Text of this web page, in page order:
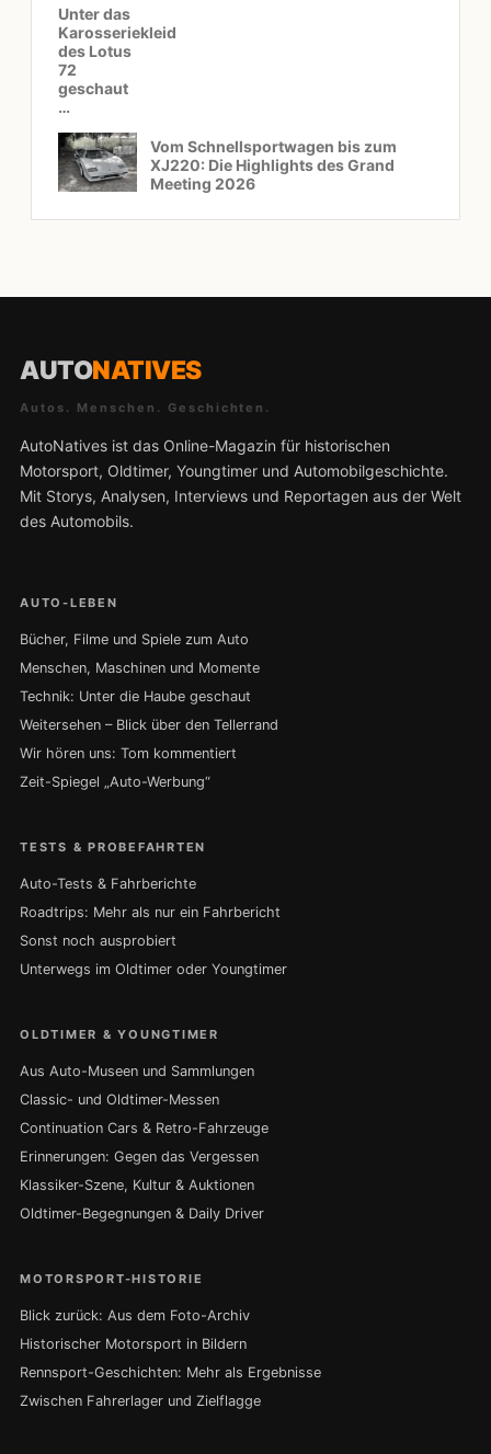
Unter das
Karosseriekleid
des Lotus
72
geschaut
…
Vom Schnellsportwagen bis zum
XJ220: Die Highlights des Grand
Meeting 2026
AUTONATIVES
Autos. Menschen. Geschichten.
AutoNatives ist das Online-Magazin für historischen
Motorsport, Oldtimer, Youngtimer und Automobilgeschichte.
Mit Storys, Analysen, Interviews und Reportagen aus der Welt
des Automobils.
AUTO-LEBEN
Bücher, Filme und Spiele zum Auto
Menschen, Maschinen und Momente
Technik: Unter die Haube geschaut
Weitersehen – Blick über den Tellerrand
Wir hören uns: Tom kommentiert
Zeit-Spiegel „Auto-Werbung“
TESTS & PROBEFAHRTEN
Auto-Tests & Fahrberichte
Roadtrips: Mehr als nur ein Fahrbericht
Sonst noch ausprobiert
Unterwegs im Oldtimer oder Youngtimer
OLDTIMER & YOUNGTIMER
Aus Auto-Museen und Sammlungen
Classic- und Oldtimer-Messen
Continuation Cars & Retro-Fahrzeuge
Erinnerungen: Gegen das Vergessen
Klassiker-Szene, Kultur & Auktionen
Oldtimer-Begegnungen & Daily Driver
MOTORSPORT-HISTORIE
Blick zurück: Aus dem Foto-Archiv
Historischer Motorsport in Bildern
Rennsport-Geschichten: Mehr als Ergebnisse
Zwischen Fahrerlager und Zielflagge